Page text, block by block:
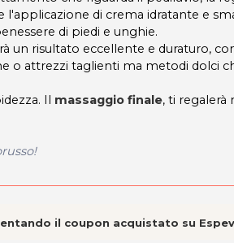
l'applicazione di crema idratante e
di piedi e unghie.
un risultato eccellente e duraturo,
o attrezzi taglienti ma metodi dolci
Il massaggio finale, ti
il coupon acquistato su